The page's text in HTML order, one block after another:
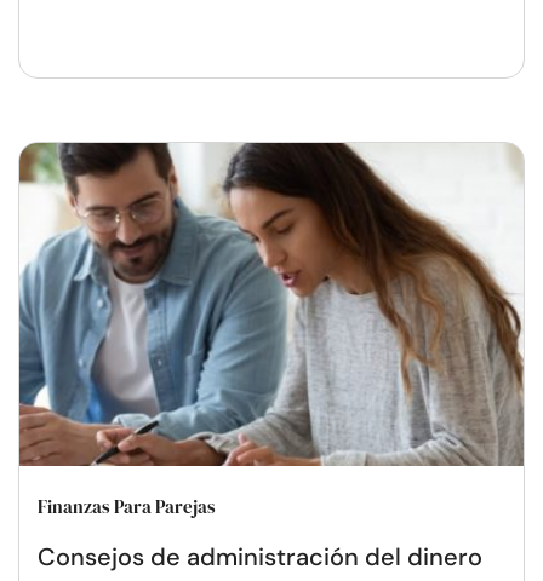
Finanzas Para Parejas
Consejos de administración del dinero